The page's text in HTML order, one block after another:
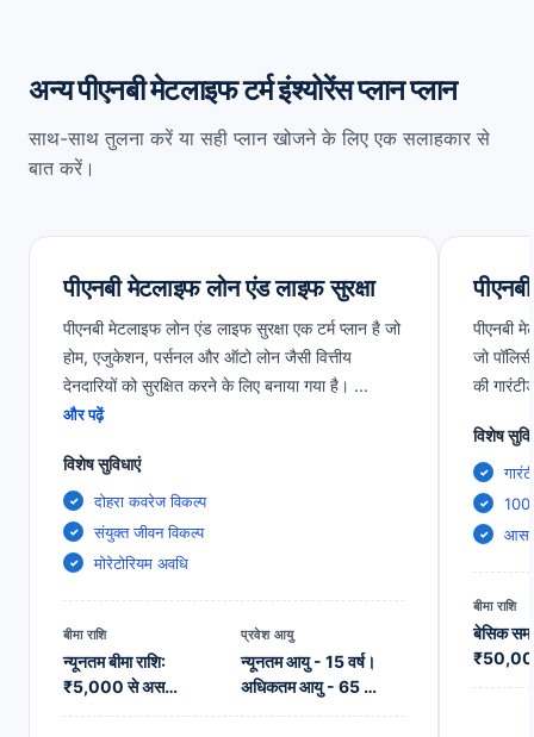
अन्य पीएनबी मेटलाइफ टर्म इंश्योरेंस प्लान प्लान
साथ-साथ तुलना करें या सही प्लान खोजने के लिए एक सलाहकार से
बात करें।
पीएनबी मेटलाइफ लोन एंड लाइफ सुरक्षा
पीएनबी मेटलाइफ लोन एंड लाइफ सुरक्षा एक टर्म प्लान है जो
होम, एजुकेशन, पर्सनल और ऑटो लोन जैसी वित्तीय
देनदारियों को सुरक्षित करने के लिए बनाया गया है। ...
और पढ़ें
विशेष सुविधाएं
दोहरा कवरेज विकल्प
संयुक्त जीवन विकल्प
मोरेटोरियम अवधि
बीमा राशि
न्यूनतम बीमा राशि:
₹5,000 से अस…
प्रवेश आयु
न्यूनतम आयु - 15 वर्ष।
अधिकतम आयु - 65 …
पीएनबी
जो
की
विशेष
बीमा राशि
बेसिक सम